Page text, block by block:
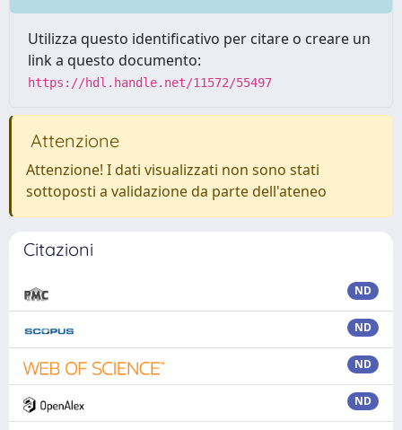
Utilizza questo identificativo per citare o creare un
link a questo documento:
https://hdl.handle.net/11572/55497
Attenzione
Attenzione! I dati visualizzati non sono stati
sottoposti a validazione da parte dell'ateneo
Citazioni
ND
ND
ND
ND